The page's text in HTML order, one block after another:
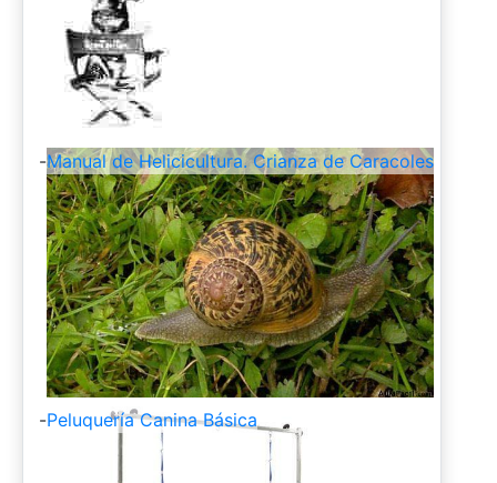
-Manual de Helicicultura. Crianza de Caracoles
-Peluquería Canina Básica